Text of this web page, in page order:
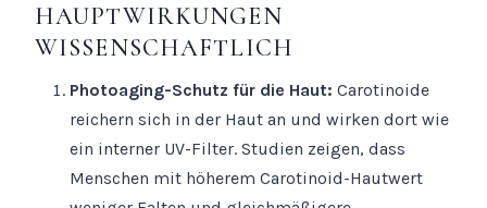
HAUPTWIRKUNGEN
WISSENSCHAFTLICH
Photoaging-Schutz für die Haut: Carotinoide
reichern sich in der Haut an und wirken dort wie
ein interner UV-Filter. Studien zeigen, dass
Menschen mit höherem Carotinoid-Hautwert